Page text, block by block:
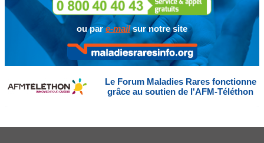
ou pare-mailsur notre site
Le Forum Maladies Rares fonctionne
grâce au soutien de l'AFM-Téléthon